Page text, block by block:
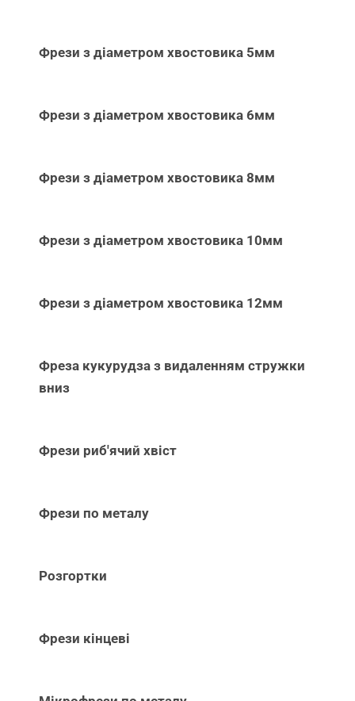
Фрези з діаметром хвостовика 5мм
Фрези з діаметром хвостовика 6мм
Фрези з діаметром хвостовика 8мм
Фрези з діаметром хвостовика 10мм
Фрези з діаметром хвостовика 12мм
Фреза кукурудза з видаленням стружки
вниз
Фрези риб'ячий хвіст
Фрези по металу
Розгортки
Фрези кінцеві